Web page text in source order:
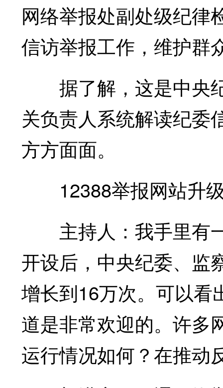
网络举报处副处级纪律
信访举报工作，维护群
据了解，这是中央纪
关负责人系统解读纪委
方方面面。
12388举报网站升
主持人：我手里有
开设后，中央纪委、监
增长到16万次。可以看
道是非常欢迎的。许多
运行情况如何？在推动